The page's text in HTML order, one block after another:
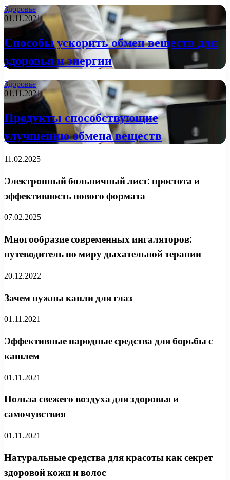
Здоровье
01.11.2021
Способы ускорить обмен веществ для
здоровья и энергии
Здоровье
01.11.2021
Продукты способствующие
улучшению обмена веществ
11.02.2025
Электронный больничный лист: простота и
эффективность нового формата
07.02.2025
Многообразие современных ингаляторов:
путеводитель по миру дыхательной терапии
20.12.2022
Зачем нужны капли для глаз
01.11.2021
Эффективные народные средства для борьбы с
кашлем
01.11.2021
Польза свежего воздуха для здоровья и
самочувствия
01.11.2021
Натуральные средства для красоты как секрет
здоровой кожи и волос